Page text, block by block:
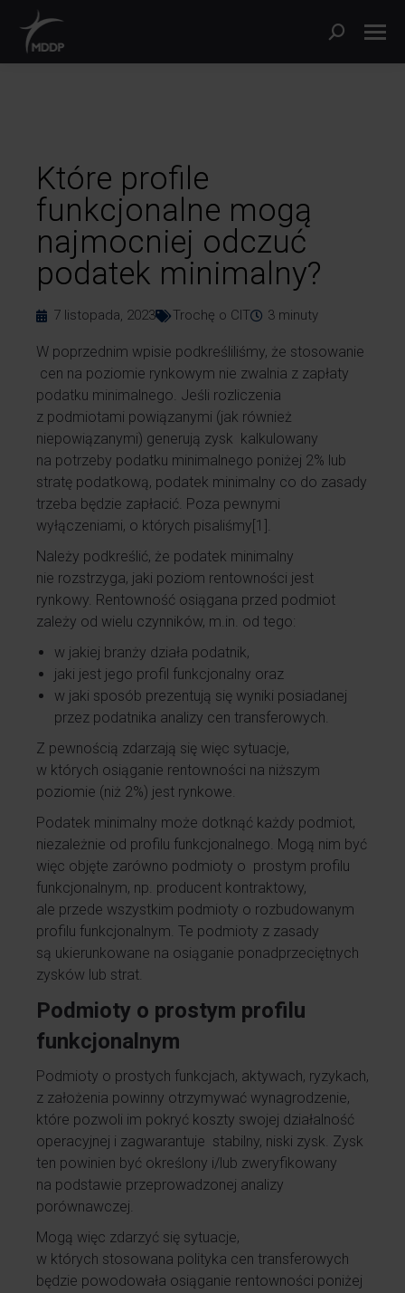
Które profile
funkcjonalne mogą
najmocniej odczuć
podatek minimalny?
7 listopada, 2023 Trochę o CIT 3 minuty
W poprzednim wpisie podkreśliliśmy, że stosowanie
cen na poziomie rynkowym nie zwalnia z zapłaty
podatku minimalnego. Jeśli rozliczenia
z podmiotami powiązanymi (jak również
niepowiązanymi) generują zysk kalkulowany
na potrzeby podatku minimalnego poniżej 2% lub
stratę podatkową, podatek minimalny co do zasady
trzeba będzie zapłacić. Poza pewnymi
wyłączeniami, o których pisaliśmy[1].
Należy podkreślić, że podatek minimalny
nie rozstrzyga, jaki poziom rentowności jest
rynkowy. Rentowność osiągana przed podmiot
zależy od wielu czynników, m.in. od tego:
w jakiej branży działa podatnik,
jaki jest jego profil funkcjonalny oraz
w jaki sposób prezentują się wyniki posiadanej
przez podatnika analizy cen transferowych.
Z pewnością zdarzają się więc sytuacje,
w których osiąganie rentowności na niższym
poziomie (niż 2%) jest rynkowe.
Podatek minimalny może dotknąć każdy podmiot,
niezależnie od profilu funkcjonalnego. Mogą nim być
więc objęte zarówno podmioty o prostym profilu
funkcjonalnym, np. producent kontraktowy,
ale przede wszystkim podmioty o rozbudowanym
profilu funkcjonalnym. Te podmioty z zasady
są ukierunkowane na osiąganie ponadprzeciętnych
zysków lub strat.
Podmioty o prostym profilu
funkcjonalnym
Podmioty o prostych funkcjach, aktywach, ryzykach,
z założenia powinny otrzymywać wynagrodzenie,
które pozwoli im pokryć koszty swojej działalność
operacyjnej i zagwarantuje stabilny, niski zysk. Zysk
ten powinien być określony i/lub zweryfikowany
na podstawie przeprowadzonej analizy
porównawczej.
Mogą więc zdarzyć się sytuacje,
w których stosowana polityka cen transferowych
będzie powodowała osiąganie rentowności poniżej